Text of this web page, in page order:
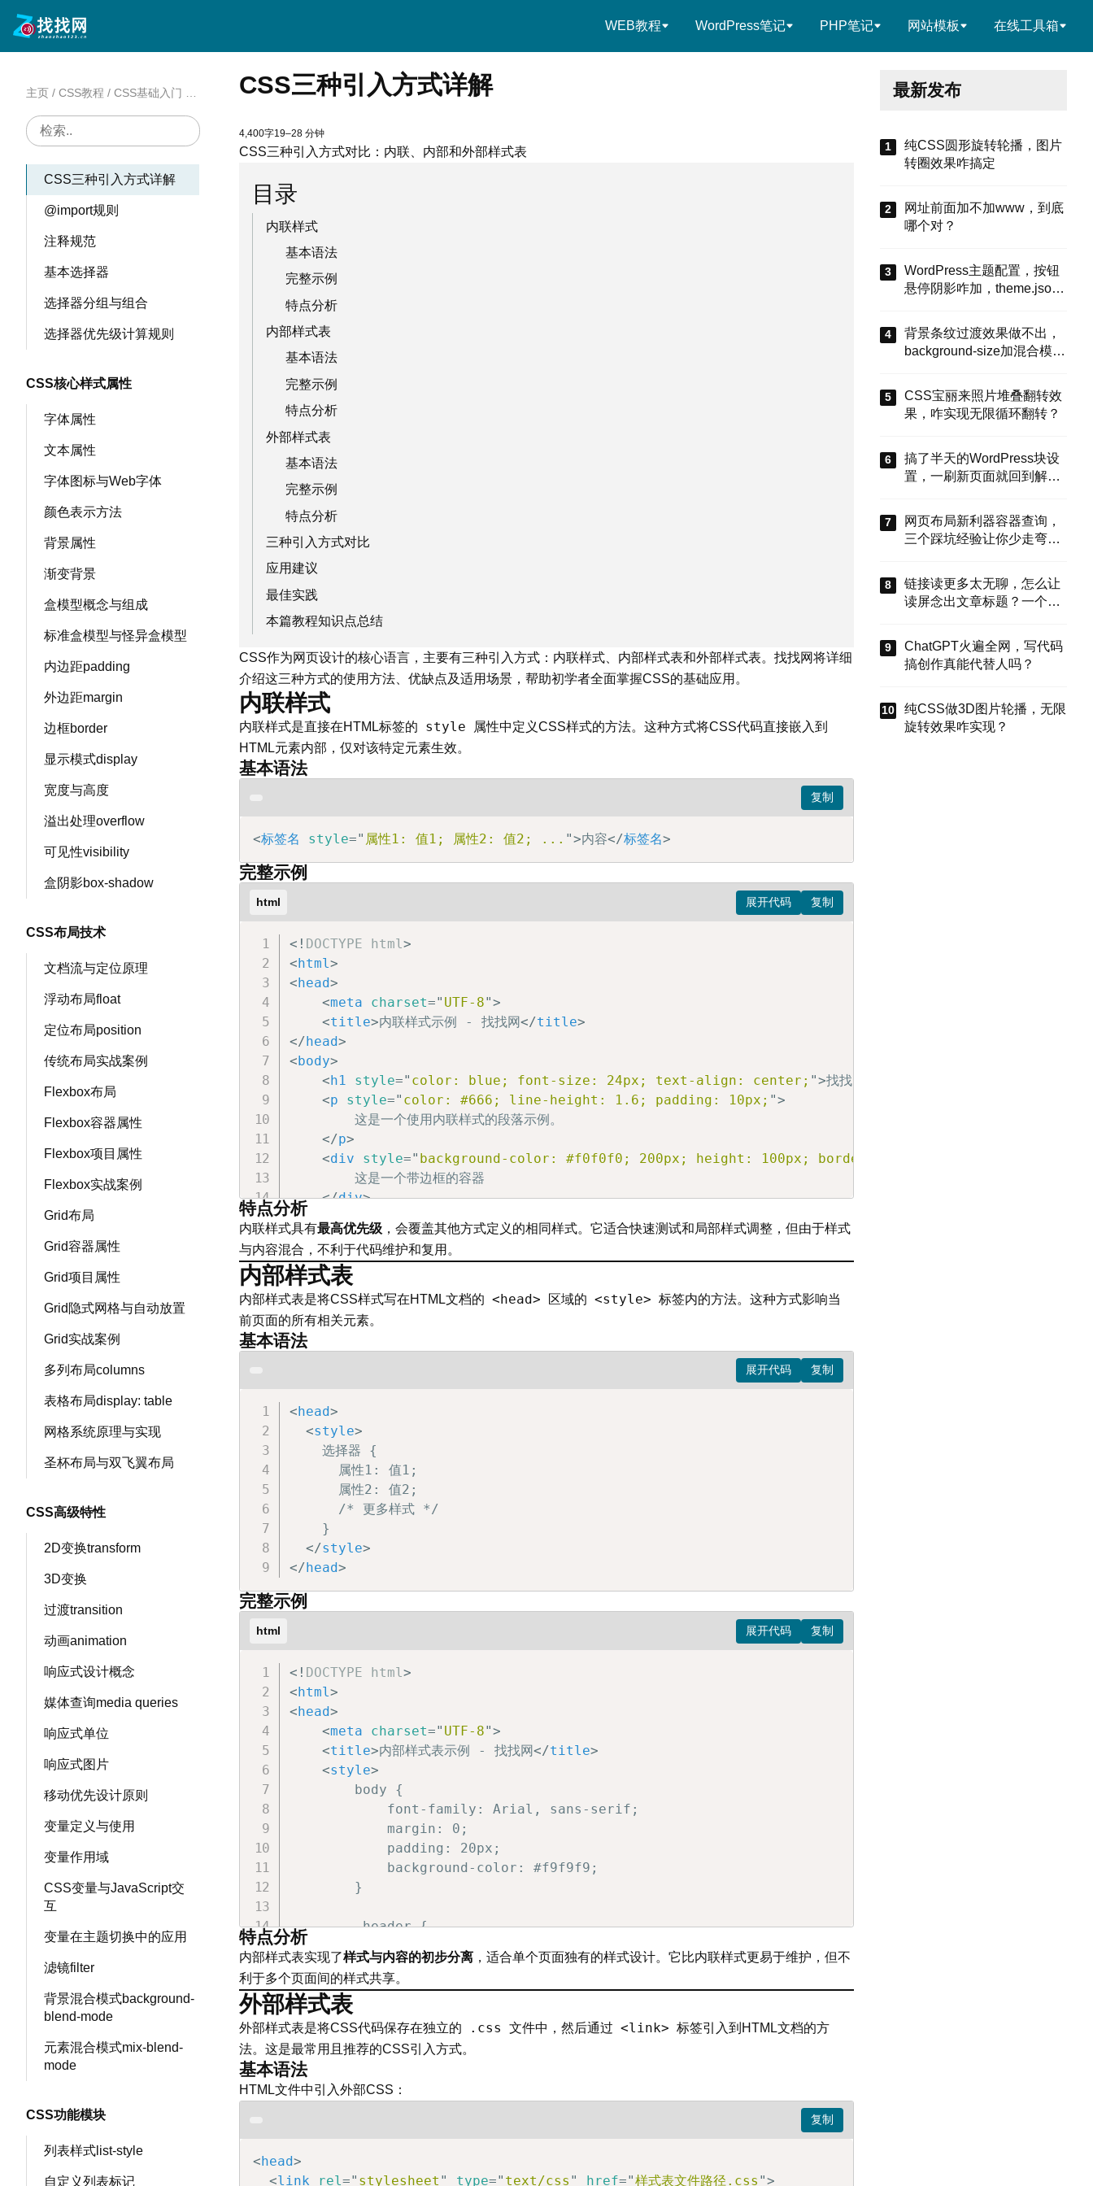
WEB教程 WordPress笔记 PHP笔记 网站模板 在线工具箱
主页 / CSS教程 / CSS基础入门 CSS三种引入方式详解
CSS发展历史与版本
CSS与HTML的关系
浏览器渲染原理简介
开发工具准备与使用
CSS基本语法结构
CSS三种引入方式详解
@import规则
注释规范
基本选择器
选择器分组与组合
选择器优先级计算规则
CSS核心样式属性
字体属性
文本属性
字体图标与Web字体
颜色表示方法
背景属性
渐变背景
盒模型概念与组成
标准盒模型与怪异盒模型
内边距padding
外边距margin
边框border
显示模式display
宽度与高度
溢出处理overflow
可见性visibility
盒阴影box-shadow
CSS布局技术
文档流与定位原理
浮动布局float
定位布局position
传统布局实战案例
Flexbox布局
Flexbox容器属性
Flexbox项目属性
Flexbox实战案例
Grid布局
Grid容器属性
Grid项目属性
Grid隐式网格与自动放置
Grid实战案例
多列布局columns
表格布局display: table
网格系统原理与实现
圣杯布局与双飞翼布局
CSS高级特性
2D变换transform
3D变换
过渡transition
动画animation
响应式设计概念
媒体查询media queries
响应式单位
响应式图片
移动优先设计原则
变量定义与使用
变量作用域
CSS变量与JavaScript交
互
变量在主题切换中的应用
滤镜filter
背景混合模式background-
blend-mode
元素混合模式mix-blend-
mode
CSS功能模块
列表样式list-style
自定义列表标记
CSS三种引入方式详解
4,400字19–28 分钟
CSS三种引入方式对比：内联、内部和外部样式表
目录
内联样式
基本语法
完整示例
特点分析
内部样式表
基本语法
完整示例
特点分析
外部样式表
基本语法
完整示例
特点分析
三种引入方式对比
应用建议
最佳实践
本篇教程知识点总结
CSS作为网页设计的核心语言，主要有三种引入方式：内联样式、内部样式表和外部样式表。找找网将详细
介绍这三种方式的使用方法、优缺点及适用场景，帮助初学者全面掌握CSS的基础应用。
内联样式
内联样式是直接在HTML标签的 style
属性中定义CSS样式的方法。这种方式将CSS代码直接嵌入到
HTML元素内部，仅对该特定元素生效。
基本语法
<标签名 style=" 属性1: 值1; 属性2: 值2; ... ">内容</标签名>
完整示例
html
<! DOCTYPE html>
< html>
< head>
<meta charset=" UTF-8">
<title>内联样式示例 - 找找网</title>
</ head>
< body>
< h1 style=" color: blue; font-size: 24px; text-align: center; ">找找网CSS教程
<p style=" color: #666; line-height: 1.6; padding: 10px; ">
        这是一个使用内联样式的段落示例。
</p>
<div style=" background-color: #f0f0f0; 200px; height: 100px; border: 1px solid #ccc; padding:
        这是一个带边框的容器
</div>
</
</ html>
特点分析
内联样式具有最高优先级 ，会覆盖其他方式定义的相同样式。它适合快速测试和局部样式调整，但由于样式
与内容混合，不利于代码维护和复用。
内部样式表
内部样式表是将CSS样式写在HTML文档的 <head> 区域的 <style>
标签内的方法。这种方式影响当
前页面的所有相关元素。
基本语法
< head>
<style>
    选择器 {
      属性1: 值1;
      属性2: 值2;
      /* 更多样式 */
    }
</style>
</ head>
完整示例
html
<! DOCTYPE html>
< html>
< head>
<meta charset=" UTF-8">
<title>内部样式表示例 - 找找网</title>
<style>
        body {
            font-family: Arial, sans-serif;
            margin: 0;
            padding: 20px;
            background-color: #f9f9f9;
        }
        .header {
            color: #2c3e50;
            text-align: center;
            border-bottom: 2px solid #3498db;
            padding-bottom: 15px;
        }
        .content {
            line-height: 1.6;
            color: #34495e;
        }
        .highlight {
特点分析
内部样式表实现了样式与内容的初步分离 ，适合单个页面独有的样式设计。它比内联样式更易于维护，但不
利于多个页面间的样式共享。
外部样式表
外部样式表是将CSS代码保存在独立的 .css 文件中，然后通过 <link>
标签引入到HTML文档的方
法。这是最常用且推荐的CSS引入方式。
基本语法
HTML文件中引入外部CSS：
< head>
<link rel=" stylesheet " type=" text/css " href="样式表文件路径.css ">
最新发布
纯CSS圆形旋转轮播，图片
转圈效果咋搞定
网址前面加不加www，到底
哪个对？
WordPress主题配置，按钮
悬停阴影咋加，theme.json
背景条纹过渡效果做不出，
background-size加混合模式
CSS宝丽来照片堆叠翻转效
果，咋实现无限循环翻转？
搞了半天的WordPress块设
置，一刷新页面就回到解放
今天就来盘盘怎么把这些选
项值真正存到块属性里，让
设置不再“翻车”。
网页布局新利器容器查询，
三个踩坑经验让你少走弯
链接读更多太无聊，怎么让
读屏念出文章标题？一个属
ChatGPT火遍全网，写代码
搞创作真能代替人吗？
纯CSS做3D图片轮播，无限
旋转效果咋实现？